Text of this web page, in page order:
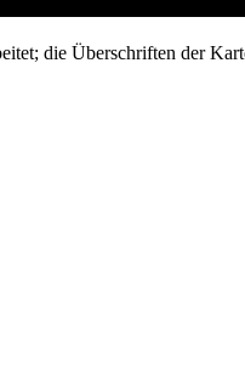
die Überschriften der